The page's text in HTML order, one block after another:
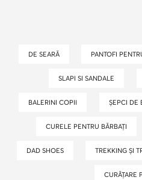
DE SEARĂ PANTOFI
SLAPI SI SANDALE
BALERINI COPII ȘEPCI DE
CURELE PENTRU BĂRBAȚI
DAD SHOES TREKKING ȘI
CURĂȚARE